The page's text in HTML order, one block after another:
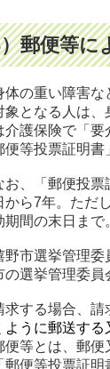
郵便等に
の重い障害な
となる人は、
介護保険で「
便等投票証明
、「郵便投票
から7年。ただ
期間の末日まで
市選挙管理委
の選挙管理委員
する場合、請
ように郵送する
等とは、郵便
便等投票証明